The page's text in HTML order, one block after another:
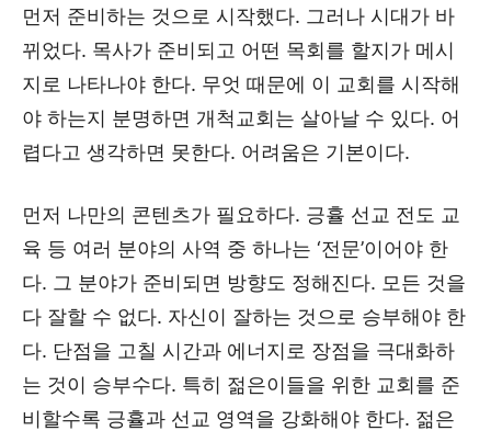
먼저 준비하는 것으로 시작했다. 그러나 시대가 바
뀌었다. 목사가 준비되고 어떤 목회를 할지가 메시
지로 나타나야 한다. 무엇 때문에 이 교회를 시작해
야 하는지 분명하면 개척교회는 살아날 수 있다. 어
렵다고 생각하면 못한다. 어려움은 기본이다.
먼저 나만의 콘텐츠가 필요하다. 긍휼 선교 전도 교
육 등 여러 분야의 사역 중 하나는 ‘전문’이어야 한
다. 그 분야가 준비되면 방향도 정해진다. 모든 것을
다 잘할 수 없다. 자신이 잘하는 것으로 승부해야 한
다. 단점을 고칠 시간과 에너지로 장점을 극대화하
는 것이 승부수다. 특히 젊은이들을 위한 교회를 준
비할수록 긍휼과 선교 영역을 강화해야 한다. 젊은